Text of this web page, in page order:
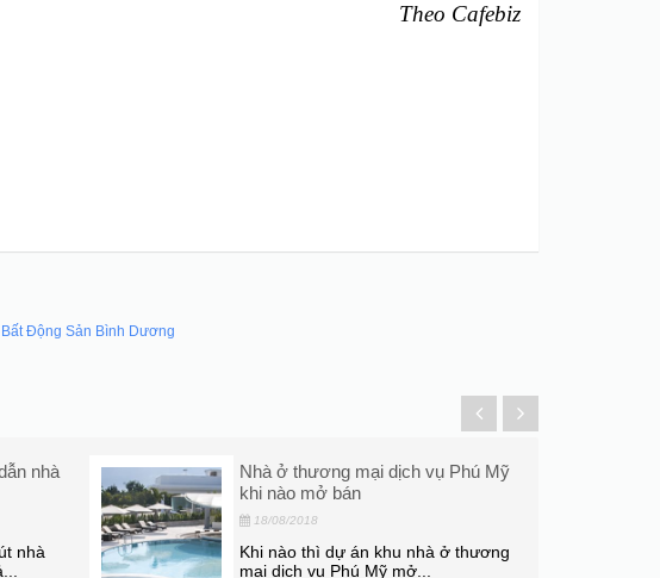
Theo Cafebiz
Động Sản Bình Dương
dịch vụ Phú Mỹ
nhà ở thương
mở...
Thị trường bất động sản Thuận An,
Bình Dương như thế nào?
Thị trường bất động sản Thuận An
những năm gần đây như thế nào